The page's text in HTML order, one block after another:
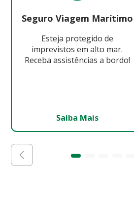
Seguro Viagem Marítimo
Esteja protegido de
imprevistos em alto mar.
Receba assistências a bordo!
Saiba Mais